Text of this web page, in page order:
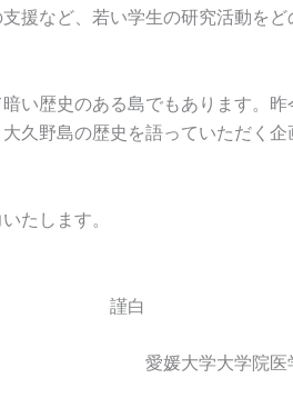
援など、若い学生の研究活動をど
い歴史のある島でもあります。昨
久野島の歴史を語っていただく企
たします。
愛媛大学大学院医